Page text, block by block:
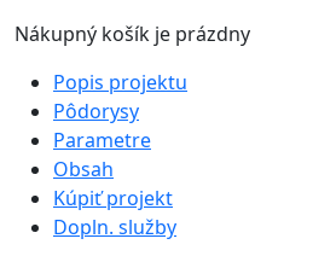
Nákupný košík je prázdny
Popis projektu
Pôdorysy
Parametre
Obsah
Kúpiť projekt
Dopln. služby